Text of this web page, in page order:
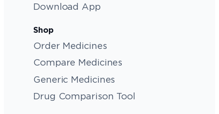
Download App
Shop
Order Medicines
Compare Medicines
Generic Medicines
Drug Comparison Tool